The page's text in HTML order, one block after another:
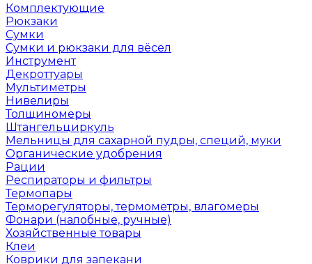
Комплектующие
Рюкзаки
Сумки
Сумки и рюкзаки для вёсел
Инструмент
Декроттуары
Мультиметры
Нивелиры
Толщиномеры
Штангельциркуль
Мельницы для сахарной пудры, специй, муки
Органические удобрения
Рации
Респираторы и фильтры
Термопары
Терморегуляторы, термометры, влагомеры
Фонари (налобные, ручные)
Хозяйственные товары
Клеи
Коврики для запекани